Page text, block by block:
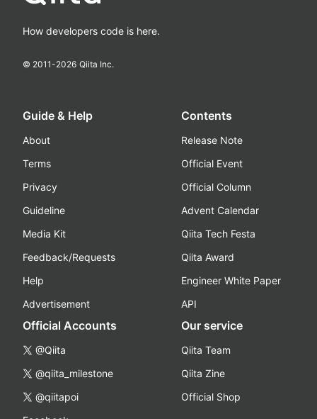
How developers code is here.
© 2011-2026 Qiita Inc.
Guide & Help
About
Terms
Privacy
Guideline
Media Kit
Feedback/Requests
Help
Advertisement
Contents
Release Note
Official Event
Official Column
Advent Calendar
Qiita Tech Festa
Qiita Award
Engineer White Paper
API
Official Accounts
@Qiita
@qiita_milestone
@qiitapoi
Our service
Qiita Team
Qiita Zine
Official Shop